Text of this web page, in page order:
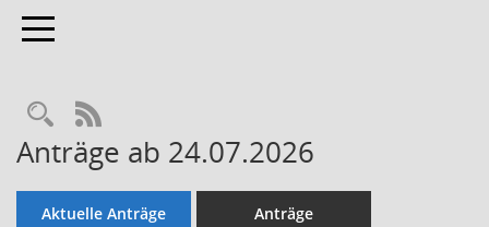
Toggle navigation
Rechercheauswahl
RSS-Feed
Anträge ab 24.07.2026
Aktuelle Anträge Anträge